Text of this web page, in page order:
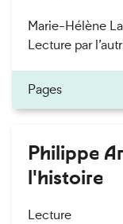
Marie-Hélène
Lecture par
Pages
Philippe
l'histoire
Lecture